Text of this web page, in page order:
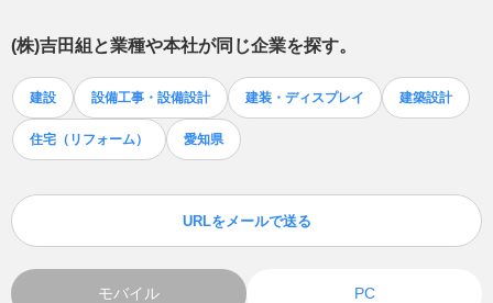
(株)吉田組 と業種や本社が同じ企業を探す。
建設 設備工事・設備設計 建装・ディスプレイ 建築設計
住宅（リフォーム） 愛知県
URLをメールで送る
モバイル PC